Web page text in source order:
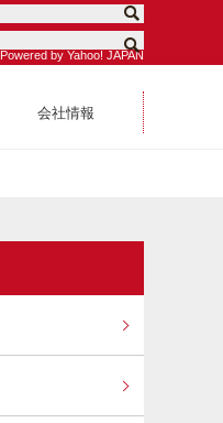
Powered by Yahoo! JAPAN
会社情報